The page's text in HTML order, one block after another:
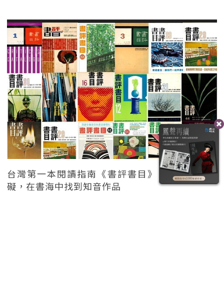
台灣第一本閱讀指南《書評書目》：克服選擇障
礙，在書海中找到知音作品